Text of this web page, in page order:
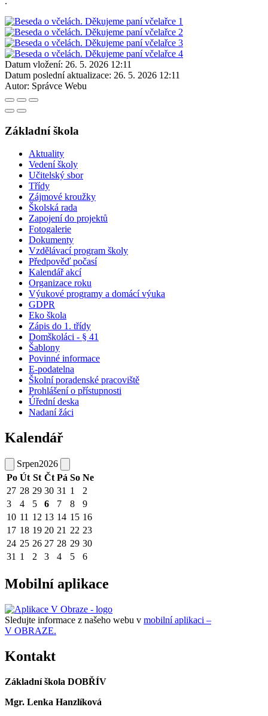
Datum vložení: 26. 5. 2026 12:11
Datum poslední aktualizace: 26. 5. 2026 12:11
Autor: Správce Webu
Základní škola
Aktuality
Vedení školy
Učitelský sbor
Třídy
Zájmové kroužky
Školská rada
Zapojení do projektů
Fotogalerie
Dokumenty
Vzdělávací program školy
Předpověď počasí
Kalendář akcí
Organizace roku
Výukové programy a domácí výuka
GDPR
Eko škola
Zápis do 1. třídy
Domškoláci - § 41
Šablony
Povinné informace
E-podatelna
Školní poradenské pracoviště
Prohlášení o přístupnosti
Úřední deska
Nadaní žáci
Kalendář
Srpen2026
Po Út St Čt Pá So Ne
27 28 29 30 31 1
2
3
4 5 6 7 8
9
10 11 12 13 14 15 16
17 18 19 20 21 22 23
24 25 26 27 28 29 30
31 1 2 3 4 5 6
Mobilní aplikace
Sledujte informace z našeho webu v mobilní aplikaci –
V OBRAZE.
Kontakt
Základní škola DOBŘÍV
Mgr. Lenka Hanzlíková